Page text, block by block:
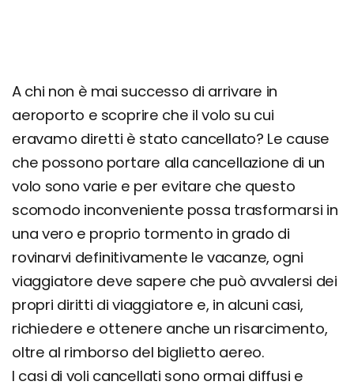
A chi non è mai successo di arrivare in
aeroporto e scoprire che il volo su cui
eravamo diretti è stato cancellato? Le cause
che possono portare alla cancellazione di un
volo sono varie e per evitare che questo
scomodo inconveniente possa trasformarsi in
una vero e proprio tormento in grado di
rovinarvi definitivamente le vacanze, ogni
viaggiatore deve sapere che può avvalersi dei
propri diritti di viaggiatore e, in alcuni casi,
richiedere e ottenere anche un risarcimento,
oltre al rimborso del biglietto aereo.
I casi di voli cancellati sono ormai diffusi e